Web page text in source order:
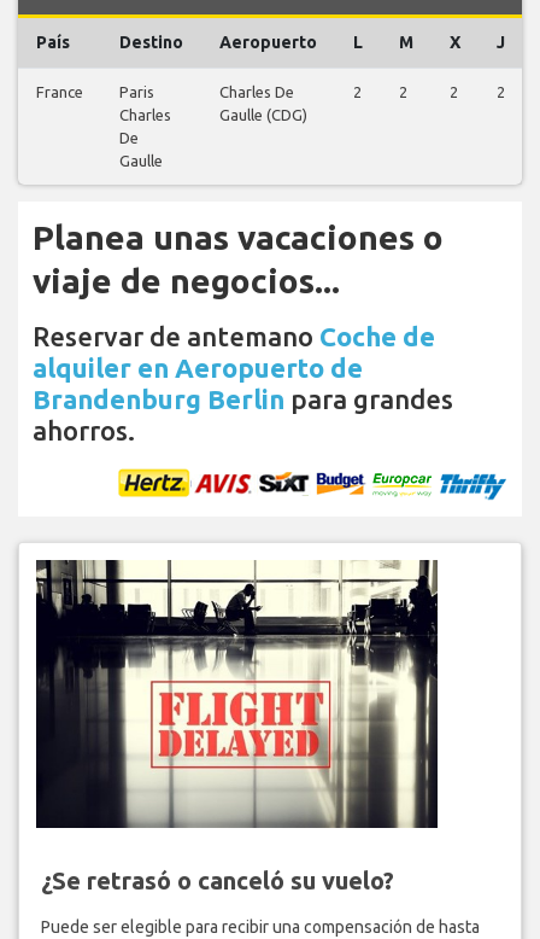
País Destino Aeropuerto L M X J
France
Paris
Charles
De
Gaulle
Charles De
Gaulle (CDG)
2 2 2 2
Planea unas vacaciones o
viaje de negocios...
Reservar de antemano Coche de
alquiler en Aeropuerto de
Brandenburg Berlin para grandes
ahorros.
¿Se retrasó o canceló su vuelo?
Puede ser elegible para recibir una compensación de hasta